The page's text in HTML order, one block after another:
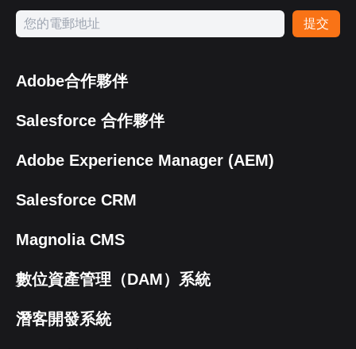
提交
Adobe合作夥伴
Salesforce 合作夥伴
Adobe Experience Manager (AEM)
Salesforce CRM
Magnolia CMS
數位資產管理（DAM）系統
潛客開發系統